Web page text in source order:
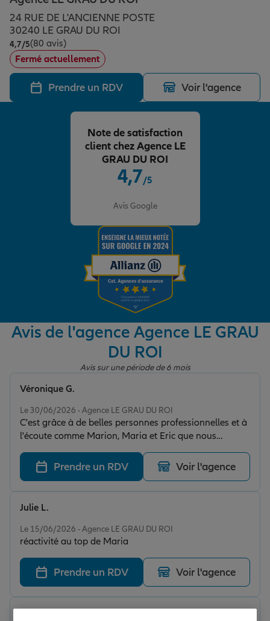
Assurance emprunteur
Prévoyance et dépendance
Assurance animal de compagnie
Protection de la famille
Protection juridique
Épargne & retraite
Plan épargne retraite
Assurance vie
Placements financiers
Investissements immobiliers
Transmission
Vos projets
Partir en vacances
Départ à la retraite
Préparer l’avenir
Conseil assurance
Assurance habitation
Le Pack Famille
Garantie des accidents de la vie
Protection juridique
Retraite
Tous nos devis d'assurance
Allianz en France
24 RUE DE L'ANCIENNE POSTE
30240 LE GRAU DU ROI
4,7/5Note de 4.7 sur 5
(80 avis)
Fermé actuellement
Prendre un RDV Voir l'agence
4,7/5
Avis Google
Note de satisfaction
client chez Agence LE
GRAU DU ROI
Avis de l'agence Agence LE GRAU
DU ROI
Avis sur une période de 6 mois
Le 30/06/2026 - Agence LE GRAU DU ROI
C'est grâce à de belles personnes professionnelles et à
l'écoute comme Marion, Maria et Eric que nous
pouvons en toute confiance être suivi par un service
sur mesure !
Véronique G.
Prendre un RDV Voir l'agence
Le 15/06/2026 - Agence LE GRAU DU ROI
réactivité au top de Maria
Julie L.
Prendre un RDV Voir l'agence